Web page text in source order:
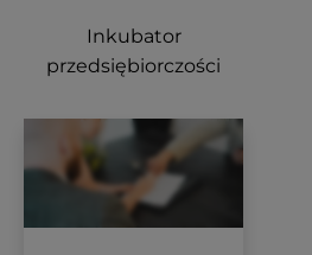
Inkubator
przedsiębiorczości